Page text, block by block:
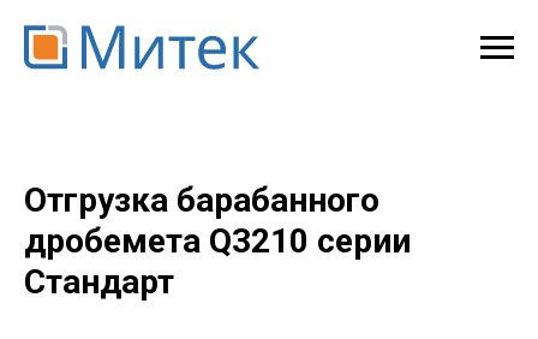
Отгрузка барабанного
дробемета Q3210 серии
Стандарт